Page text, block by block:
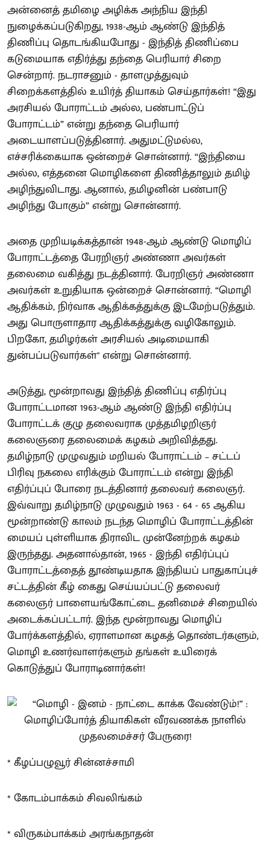
அன்னைத் தமிழை அழிக்க அந்நிய இந்தி
நுழைக்கப்படுகிறது, 1938-ஆம் ஆண்டு இந்தித்
திணிப்பு தொடங்கியபோது - இந்தித் திணிப்பை
கடுமையாக எதிர்த்து தந்தை பெரியார் சிறை
சென்றார். நடராசனும் - தாளமுத்துவும்
சிறைக்களத்தில் உயிர்த் தியாகம் செய்தார்கள்! “இது
அரசியல் போராட்டம் அல்ல, பண்பாட்டுப்
போராட்டம்” என்று தந்தை பெரியார்
அடையாளப்படுத்தினார். அதுமட்டுமல்ல,
எச்சரிக்கையாக ஒன்றைச் சொன்னார். “இந்தியை
அல்ல, எத்தனை மொழிகளை திணித்தாலும் தமிழ்
அழிந்துவிடாது. ஆனால், தமிழனின் பண்பாடு
அழிந்து போகும்” என்று சொன்னார்.
அதை முறியடிக்கத்தான் 1948-ஆம் ஆண்டு மொழிப்
போராட்டத்தை பேரறிஞர் அண்ணா அவர்கள்
தலைமை வகித்து நடத்தினார். பேரறிஞர் அண்ணா
அவர்கள் உறுதியாக ஒன்றைச் சொன்னார். “மொழி
ஆதிக்கம், நிர்வாக ஆதிக்கத்துக்கு இடமேற்படுத்தும்.
அது பொருளாதார ஆதிக்கத்துக்கு வழிகோலும்.
பிறகோ, தமிழர்கள் அரசியல் அடிமையாகி
துன்பப்படுவார்கள்" என்று சொன்னார்.
அடுத்து, மூன்றாவது இந்தித் திணிப்பு எதிர்ப்பு
போராட்டமான 1963-ஆம் ஆண்டு இந்தி எதிர்ப்பு
போராட்டக் குழு தலைவராக முத்தமிழறிஞர்
கலைஞரை தலைமைக் கழகம் அறிவித்தது.
தமிழ்நாடு முழுவதும் மறியல் போராட்டம் – சட்டப்
பிரிவு நகலை எரிக்கும் போராட்டம் என்று இந்தி
எதிர்ப்புப் போரை நடத்தினார் தலைவர் கலைஞர்.
இவ்வாறு தமிழ்நாடு முழுவதும் 1963 - 64 - 65 ஆகிய
மூன்றாண்டு காலம் நடந்த மொழிப் போராட்டத்தின்
மையப் புள்ளியாக திராவிட முன்னேற்றக் கழகம்
இருந்தது. அதனால்தான், 1965 - இந்தி எதிர்ப்புப்
போராட்டத்தைத் தூண்டியதாக இந்தியப் பாதுகாப்புச்
சட்டத்தின் கீழ் கைது செய்யப்பட்டு தலைவர்
கலைஞர் பாளையங்கோட்டை தனிமைச் சிறையில்
அடைக்கப்பட்டார். இந்த மூன்றாவது மொழிப்
போர்க்களத்தில், ஏராளமான கழகத் தொண்டர்களும்,
மொழி உணர்வாளர்களும் தங்கள் உயிரைக்
கொடுத்துப் போராடினார்கள்!
* கீழப்பழுவூர் சின்னச்சாமி
* கோடம்பாக்கம் சிவலிங்கம்
* விருகம்பாக்கம் அரங்கநாதன்